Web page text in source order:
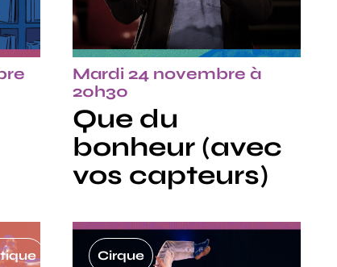
Mardi 24 novembre à
20h30
Que du
bonheur (avec
vos capteurs)
Cirque